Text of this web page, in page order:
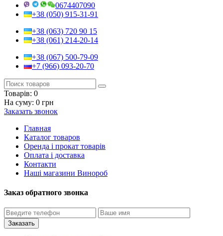
0674407090
+38 (050) 915-31-91
+38 (063) 720 90 15
+38 (061) 214-20-14
+38 (067) 500-79-09
+7 (966) 093-20-70
Товарів: 0
На суму: 0 грн
Заказать звонок
Главная
Каталог товаров
Оренда і прокат товарів
Оплата і доставка
Контакти
Наші магазини Винороб
Заказ обратного звонка